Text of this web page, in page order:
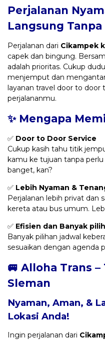
Perjalanan
Langsung Tanpa
Perjalanan dari Cikampek
capek dan bingung.
adalah prioritas. Cukup
menjemput dan
layanan travel door to
perjalananmu.
✨ Mengapa
✅ Door to Door Service
Cukup kasih tahu titik
kamu ke tujuan tanpa
banget, kan?
✅ Lebih Nyaman &
Perjalanan lebih privat dan
kereta atau bus umum.
✅ Efisien dan Banyak
Banyak pilihan jadwal
sesuaikan dengan agenda
🚐 Alloha Trans
Sleman
Nyaman, Aman, &
Lokasi Anda!
Ingin perjalanan dari